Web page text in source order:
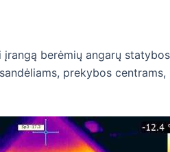
berėmių angarų
prekybos